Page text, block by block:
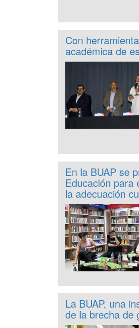
Con
académica de
En la BUAP se
Educación para
la adecuación
La BUAP, una
de la brecha de